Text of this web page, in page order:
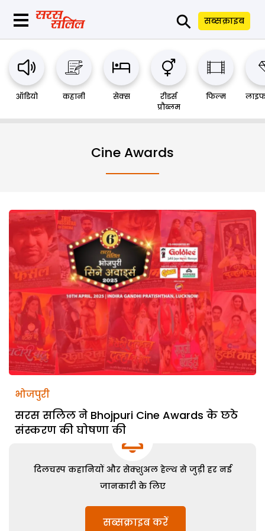
⚲ सब्सक्राइब
ऑडियो कहानी सेक्स
रीडर्स
प्रौब्लम
फिल्म
Cine Awards
भोजपुरी
सरस सलिल ने Bhojpuri Cine Awards के छठे
संस्करण की घोषणा की
दिलचस्प कहानियों और सेक्शुअल हेल्थ से जुड़ी हर नई
जानकारी के लिए
सब्सक्राइब करें